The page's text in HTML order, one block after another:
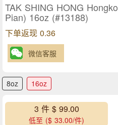
TAK SHING HONG
Pian) 16oz (#13188)
下单返现 0.36
微信客服
8oz 16oz
3 件 $ 99.00
低至 ($ 33.00/件)